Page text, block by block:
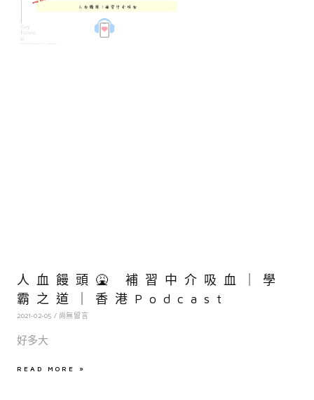
人血饅頭🤮 補習中介吸血｜學
霸之道｜香港Podcast
2021-02-05 尚無留言
好多大
READ MORE »